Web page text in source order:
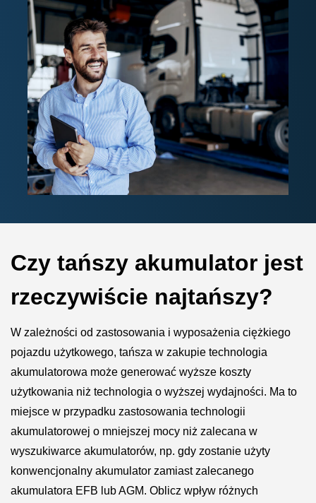
Czy tańszy akumulator jest
rzeczywiście najtańszy?
W zależności od zastosowania i wyposażenia ciężkiego
pojazdu użytkowego, tańsza w zakupie technologia
akumulatorowa może generować wyższe koszty
użytkowania niż technologia o wyższej wydajności. Ma to
miejsce w przypadku zastosowania technologii
akumulatorowej o mniejszej mocy niż zalecana w
wyszukiwarce akumulatorów, np. gdy zostanie użyty
konwencjonalny akumulator zamiast zalecanego
akumulatora EFB lub AGM. Oblicz wpływ różnych